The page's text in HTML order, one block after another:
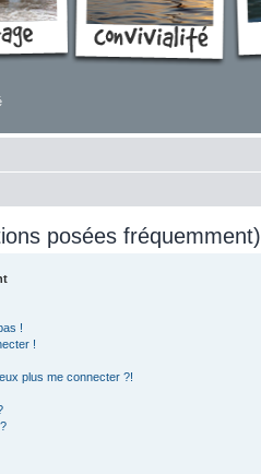
posées fréquemment)
!
!
plus me connecter ?!